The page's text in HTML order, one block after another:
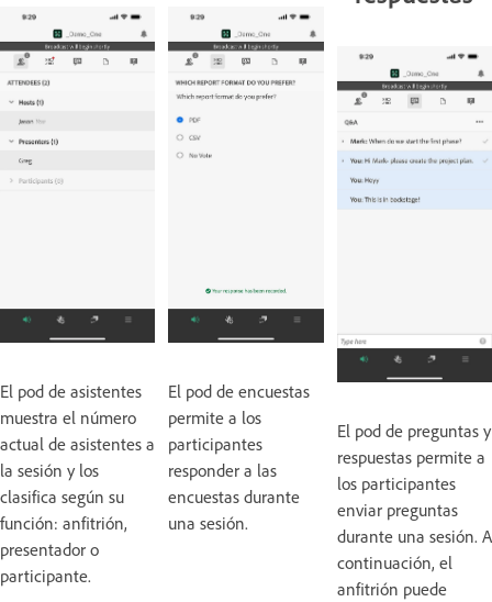
El pod de asistentes
muestra el número
actual de asistentes a
la sesión y los
clasifica según su
función: anfitrión,
presentador o
participante.
El pod de encuestas
permite a los
participantes
responder a las
encuestas durante
una sesión.
El pod de preguntas y
respuestas permite a
los participantes
enviar preguntas
durante una sesión. A
continuación, el
anfitrión puede